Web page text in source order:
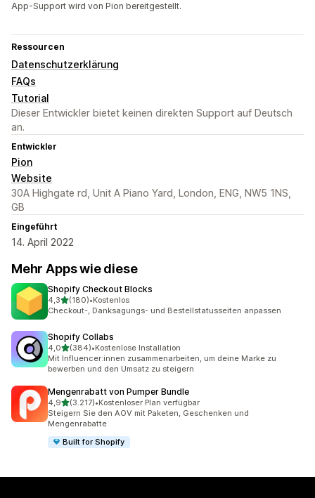
App-Support wird von Pion bereitgestellt.
Ressourcen
Datenschutzerklärung
FAQs
Tutorial
Dieser Entwickler bietet keinen direkten Support auf Deutsch
an.
Entwickler
Pion
Website
30A Highgate rd, Unit A Piano Yard, London, ENG, NW5 1NS,
GB
Eingeführt
14. April 2022
Mehr Apps wie diese
Shopify Checkout Blocks
4,3von 5 Sternen
(180)
180 Rezensionen insgesamt
•Kostenlos
Checkout-, Danksagungs- und Bestellstatusseiten anpassen
Shopify Collabs
4,0von 5 Sternen
(384)
384 Rezensionen insgesamt
•Kostenlose Installation
Mit Influencer:innen zusammenarbeiten, um deine Marke zu
bewerben und den Umsatz zu steigern
Mengenrabatt von Pumper Bundle
4,9von 5 Sternen
(3.217)
3217 Rezensionen insgesamt
•Kostenloser Plan verfügbar
Steigern Sie den AOV mit Paketen, Geschenken und
Mengenrabatte
Built for Shopify